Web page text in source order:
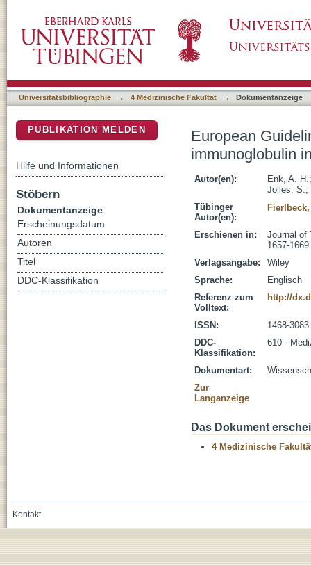
Universitätsbibliographie → 4 Medizinische Fakultät → Dokumentanzeige
European
immunoglobulin
Autor(en): Enk, A. H.
Jolles, S.;
Tübinger
Autor(en):
Erschienen in:
Journal of
1657-1669
Verlagsangabe:
Wiley
Sprache:
Englisch
Referenz zum
Volltext:
http://
ISSN:
1468-3083
DDC-
Klassifikation:
610 -
Dokumentart:
Zur
Langanzeige
Das Dokument
4 Medizinische
PUBLIKATION MELDEN
Hilfe und Informationen
Stöbern
Dokumentanzeige
Erscheinungsdatum
Autoren
Titel
DDC-Klassifikation
Kontakt